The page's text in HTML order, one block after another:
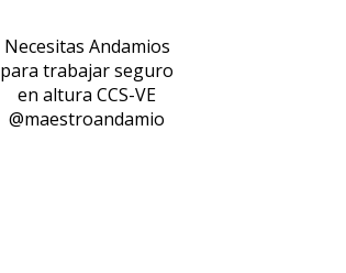
Necesitas Andamios
para trabajar seguro
en altura CCS-VE
@maestroandamio